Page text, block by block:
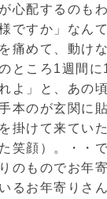
心配するのも
ですか」なん
痛めて、動け
ところ1週間
よ」と、あの
本のが玄関に
掛けて来てい
笑顔）。・・
のものでお年
るお年寄りさ